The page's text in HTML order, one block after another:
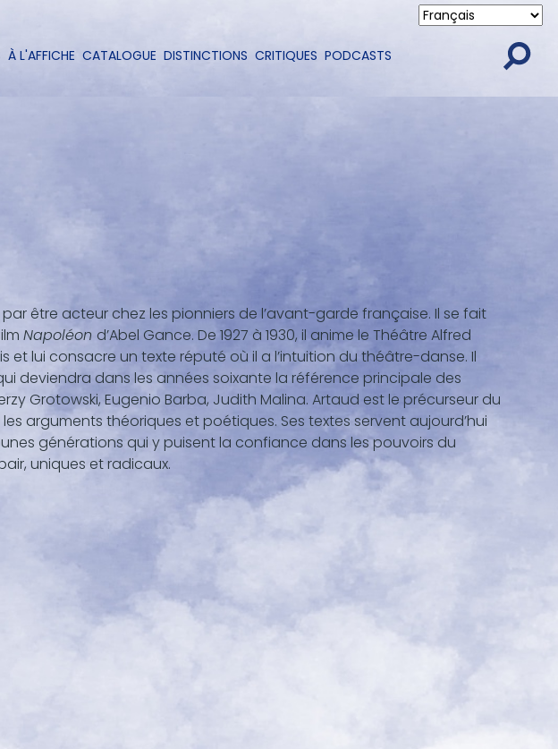
À L'AFFICHE CATALOGUE DISTINCTIONS CRITIQUES PODCASTS
être acteur chez les pionniers de l’avant-garde française. Il se fait
Napoléon d’Abel Gance. De 1927 à 1930, il anime le Théâtre Alfred
et lui consacre un texte réputé où il a l’intuition du théâtre-danse. Il
deviendra dans les années soixante la référence principale des
Grotowski, Eugenio Barba, Judith Malina. Artaud est le précurseur du
arguments théoriques et poétiques. Ses textes servent aujourd’hui
générations qui y puisent la confiance dans les pouvoirs du
uniques et radicaux.